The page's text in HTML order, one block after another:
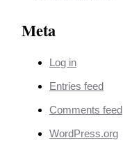
Meta
Log in
Entries feed
Comments feed
WordPress.org